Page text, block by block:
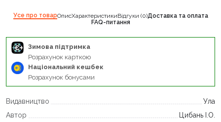
Усе про товарОписХарактеристикиВідгуки (0)Доставка та оплата
FAQ-питання
Зимова підтримка
Розрахунок карткою
Національний кешбек
Розрахунок бонусами
Видавництво
Ула
Автор
Цибань І.О.